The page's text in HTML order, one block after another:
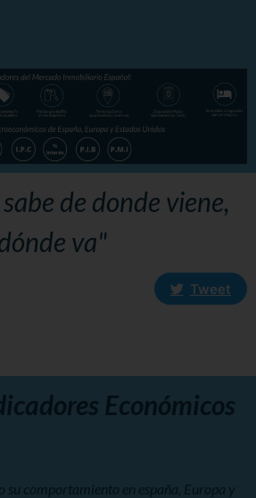
de donde viene,
va"
Tweet
Económicos
su comportamiento en españa, Europa y